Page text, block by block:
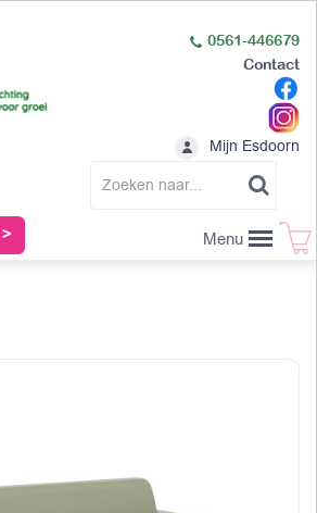
0561-446679
Contact
Mijn Esdoorn
Menu